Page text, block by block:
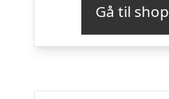
Gå til shop